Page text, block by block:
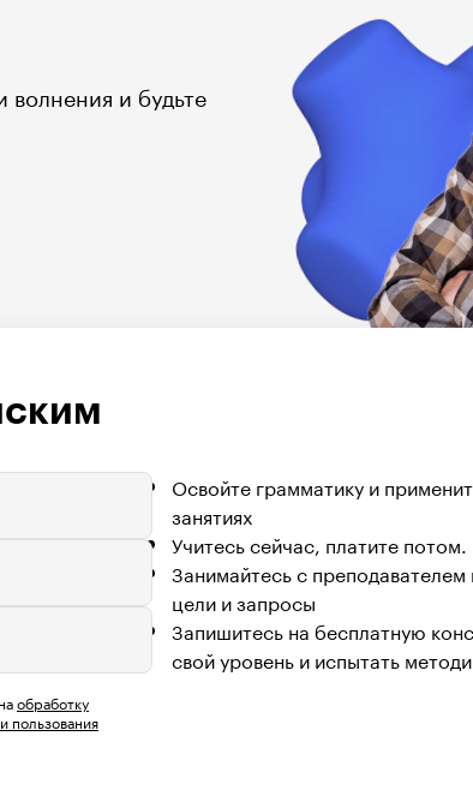
волнения и будьте
обработку
пользования
Освойте грамматику и
занятиях
Учитесь сейчас, платите
Занимайтесь с
цели и запросы
Запишитесь на бесплатную
свой уровень и испытать